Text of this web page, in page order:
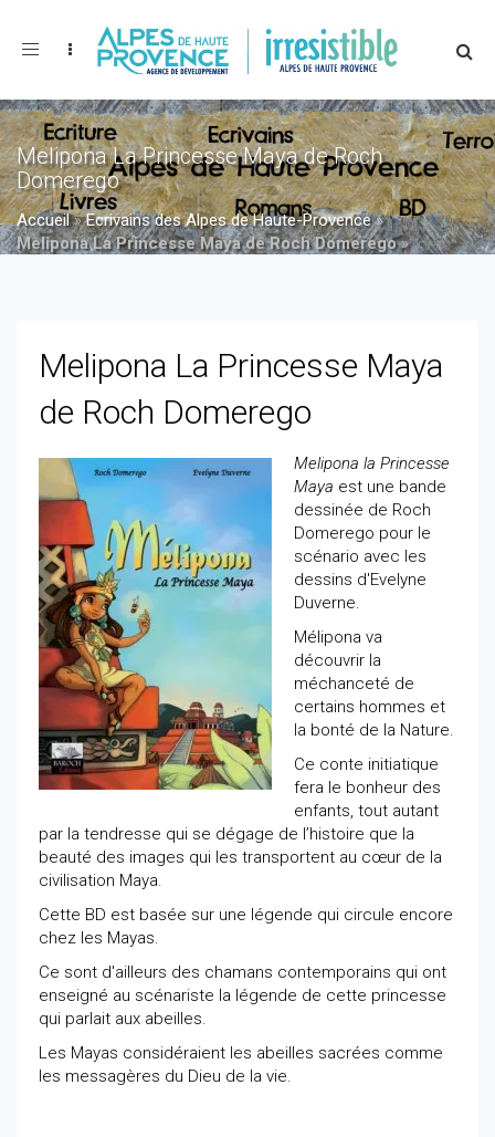
Toggle
Melipona La Princesse Maya de Roch
Domerego
Accueil»Ecrivains des Alpes de Haute-Provence»
Melipona La Princesse Maya de Roch Domerego»
Melipona La Princesse Maya
de Roch Domerego
Melipona la Princesse
Maya est une bande
dessinée de Roch
Domerego pour le
scénario avec les
dessins d'Evelyne
Duverne.
Mélipona va
découvrir la
méchanceté de
certains hommes et
la bonté de la Nature.
Ce conte initiatique
fera le bonheur des
enfants, tout autant
par la tendresse qui se dégage de l’histoire que la
beauté des images qui les transportent au cœur de la
civilisation Maya.
Cette BD est basée sur une légende qui circule encore
chez les Mayas.
Ce sont d'ailleurs des chamans contemporains qui ont
enseigné au scénariste la légende de cette princesse
qui parlait aux abeilles.
Les Mayas considéraient les abeilles sacrées comme
les messagères du Dieu de la vie.